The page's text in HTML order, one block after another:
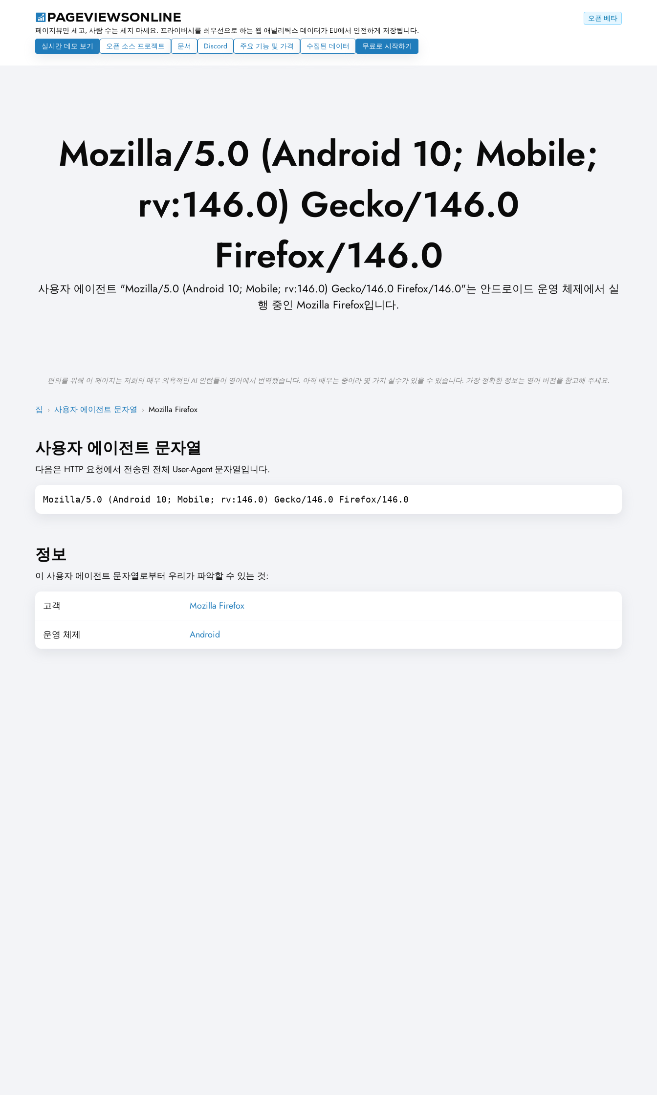
오픈 베타
페이지뷰만 세고, 사람 수는 세지 마세요. 프라이버시를 최우선으로 하는 웹 애널리틱스 데이터가 EU에서 안전하게 저장됩니다.
실시간 데모 보기
오픈 소스 프로젝트 문서 Discord 주요 기능 및 가격 수집된 데이터 무료로 시작하기
Mozilla/5.0 (Android 10; Mobile;
rv:146.0) Gecko/146.0
Firefox/146.0
사용자 에이전트 "Mozilla/5.0 (Android 10; Mobile; rv:146.0) Gecko/146.0 Firefox/146.0"는 안드로이드 운영 체제에서 실
행 중인 Mozilla Firefox입니다.
편의를 위해 이 페이지는 저희의 매우 의욕적인 AI 인턴들이 영어에서 번역했습니다. 아직 배우는 중이라 몇 가지 실수가 있을 수 있습니다. 가장 정확한 정보는 영어 버전을 참고해 주세요.
집 › 사용자 에이전트 문자열 › Mozilla Firefox
사용자 에이전트 문자열
다음은 HTTP 요청에서 전송된 전체 User-Agent 문자열입니다.
Mozilla/5.0 (Android 10; Mobile; rv:146.0) Gecko/146.0 Firefox/146.0
정보
이 사용자 에이전트 문자열로부터 우리가 파악할 수 있는 것:
고객 Mozilla Firefox
운영 체제 Android